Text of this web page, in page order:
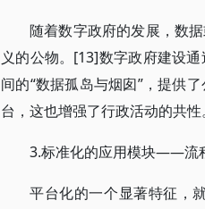
随着数字政府的发展，数
义的公物。[13]数字政府建设
间的“数据孤岛与烟囱”，提供
台，这也增强了行政活动的共性。
3.标准化的应用模块——流
平台化的一个显著特征，